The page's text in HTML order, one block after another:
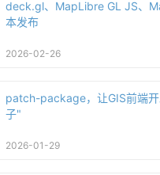
deck.gl、MapLibre GL JS、
本发布
2026-02-26
patch-package，让GIS前端
子"
2026-01-29